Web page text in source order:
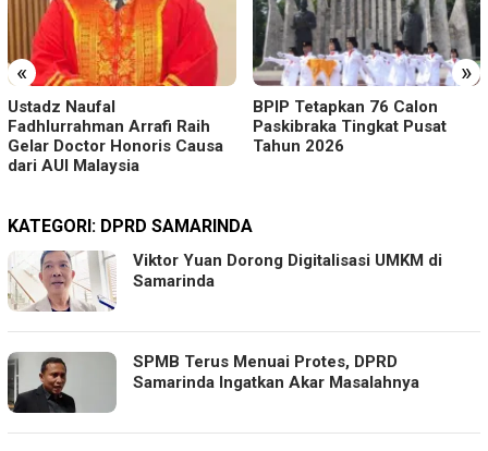
« »
Ustadz Naufal
Fadhlurrahman Arrafi Raih
Gelar Doctor Honoris Causa
dari AUI Malaysia
BPIP Tetapkan 76 Calon
Paskibraka Tingkat Pusat
Tahun 2026
KATEGORI: DPRD SAMARINDA
Viktor Yuan Dorong Digitalisasi UMKM di
Samarinda
SPMB Terus Menuai Protes, DPRD
Samarinda Ingatkan Akar Masalahnya